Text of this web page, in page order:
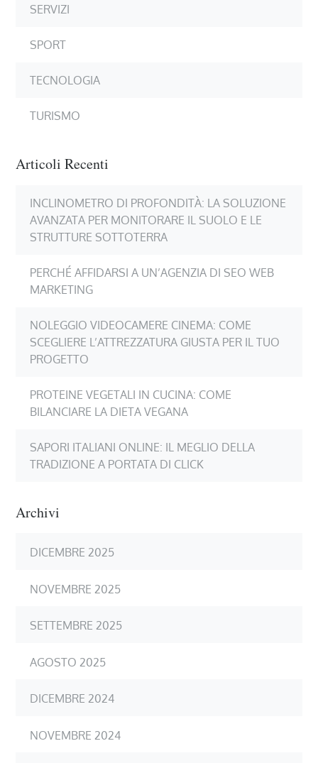
SERVIZI
SPORT
TECNOLOGIA
TURISMO
Articoli Recenti
INCLINOMETRO DI PROFONDITÀ: LA SOLUZIONE
AVANZATA PER MONITORARE IL SUOLO E LE
STRUTTURE SOTTOTERRA
PERCHÉ AFFIDARSI A UN’AGENZIA DI SEO WEB
MARKETING
NOLEGGIO VIDEOCAMERE CINEMA: COME
SCEGLIERE L’ATTREZZATURA GIUSTA PER IL TUO
PROGETTO
PROTEINE VEGETALI IN CUCINA: COME
BILANCIARE LA DIETA VEGANA
SAPORI ITALIANI ONLINE: IL MEGLIO DELLA
TRADIZIONE A PORTATA DI CLICK
Archivi
DICEMBRE 2025
NOVEMBRE 2025
SETTEMBRE 2025
AGOSTO 2025
DICEMBRE 2024
NOVEMBRE 2024